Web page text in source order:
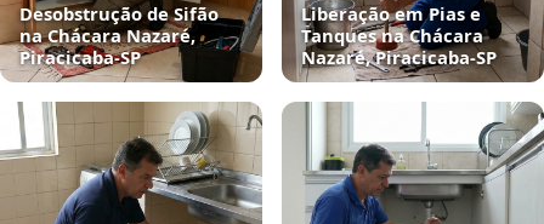
Desobstrução de Sifão
na Chácara Nazaré,
Piracicaba‑SP
Liberação em Pias e
Tanques na Chácara
Nazaré, Piracicaba‑SP